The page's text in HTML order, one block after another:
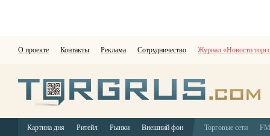
О проекте Контакты Реклама Сотрудничество Журнал «Новости
Картина дня Ритейл Рынки Внешний фон Торговые сети